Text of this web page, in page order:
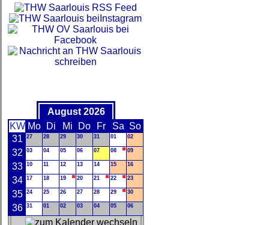
August 2026
KW Mo Di Mi Do Fr Sa So
31
27 28 29 30 31 01 02
32 03 04 05 06 07 08 09
33 10 11 12 13 14 15 16
34 17 18 19 20 21 22 23
35 24 25 26 27 28 29 30
36 31 01 02 03 04 05 06